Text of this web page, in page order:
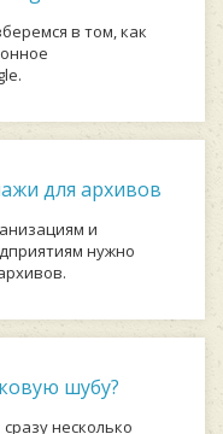
в том, как
для архивов
и
нужно
шубу?
несколько